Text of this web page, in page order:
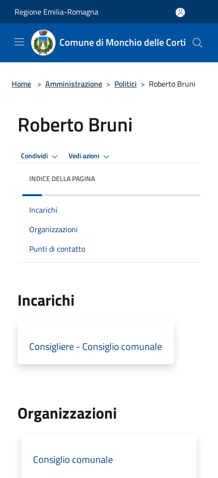
Regione Emilia-Romagna
Comune di Monchio delle Corti
Home > Amministrazione > Politici > Roberto Bruni
Roberto Bruni
Condividi Vedi azioni
INDICE DELLA PAGINA
Incarichi
Organizzazioni
Punti di contatto
Incarichi
Consigliere - Consiglio comunale
Organizzazioni
Consiglio comunale